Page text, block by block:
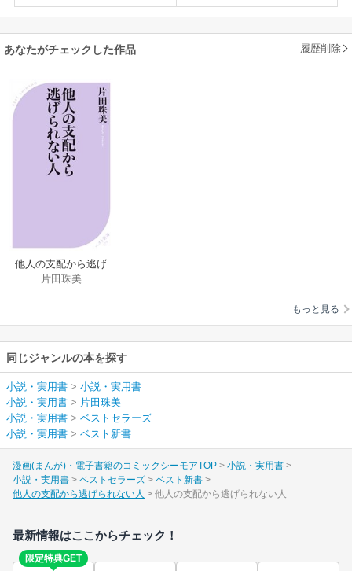
あなたがチェックした作品 履歴削除
他人の支配から逃げ
られない人
片田珠美
もっと見る
同じジャンルの本を探す
小説・実用書 > 小説・実用書
小説・実用書 > 片田珠美
小説・実用書 > ベストセラーズ
小説・実用書 > ベスト新書
漫画(まんが)・電子書籍のコミックシーモアTOP
小説・実用書
小説・実用書
ベストセラーズ
ベスト新書
他人の支配から逃げられない人
他人の支配から逃げられない人
最新情報はここからチェック！
限定特典GET